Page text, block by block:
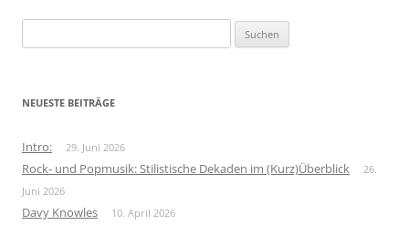
nach:
NEUESTE BEITRÄGE
Intro: 29. Juni 2026
Rock- und Popmusik: Stilistische Dekaden im (Kurz)Überblick
26.
Juni 2026
Davy Knowles 10. April 2026